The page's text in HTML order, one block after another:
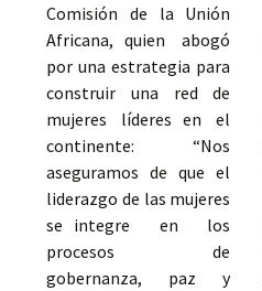
Comisión de la Unión
Africana, quien abogó
por una estrategia para
construir una red de
mujeres líderes en el
continente: “Nos
aseguramos de que el
liderazgo de las mujeres
se integre en los
procesos de
gobernanza, paz y